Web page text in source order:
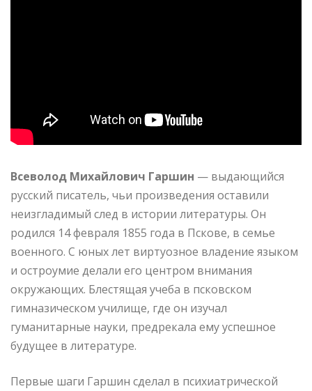
Всеволод Михайлович Гаршин — выдающийся
русский писатель, чьи произведения оставили
неизгладимый след в истории литературы. Он
родился 14 февраля 1855 года в Пскове, в семье
военного. С юных лет виртуозное владение языком
и остроумие делали его центром внимания
окружающих. Блестящая учеба в псковском
гимназическом училище, где он изучал
гуманитарные науки, предрекала ему успешное
будущее в литературе.
Первые шаги Гаршин сделал в психиатрической